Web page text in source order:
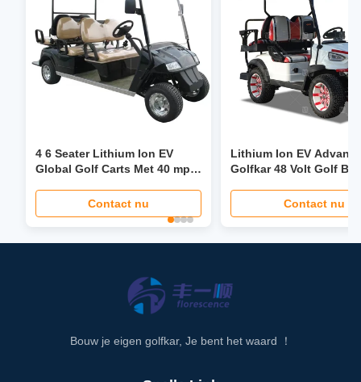
4 6 Seater Lithium Ion EV
Global Golf Carts Met 40 mph
Opvouwbare stoel LCD-
koplamp LED-scherm
Contact nu
Lithium Ion EV
Golfkar 48 Volt Golf
Contact nu
Bouw je eigen golfkar, Je bent het waard ！